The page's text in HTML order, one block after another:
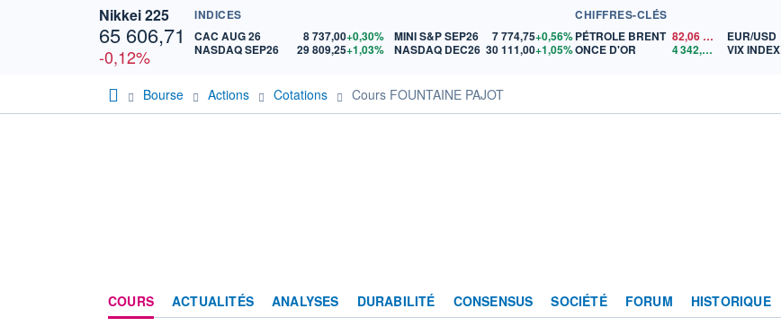
Nikkei 225
65 606,71
-0,12%
INDICES
CAC AUG 26
8 737,00+0,30%
NASDAQ SEP26
29 809,25+1,03%
MINI S&P SEP26 7 774,75+0,56%
NASDAQ DEC26 30 111,00+1,05%
CHIFFRES-CLÉS
PÉTROLE BRENT 82,06
ONCE D'OR
4 342,93 $US
EUR/USD
VIX INDEX
Bourse Actions Cotations Cours FOUNTAINE PAJOT
COURS ACTUALITÉS ANALYSES DURABILITÉ CONSENSUS SOCIÉTÉ FORUM HISTORIQUE